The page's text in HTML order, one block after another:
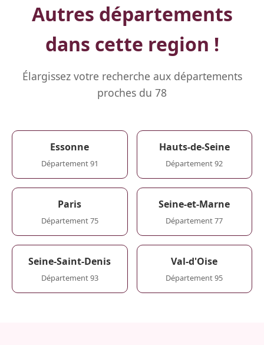
Autres départements
dans cette region !
Élargissez votre recherche aux départements
proches du 78
Essonne
Département 91
Hauts-de-Seine
Département 92
Paris
Département 75
Seine-et-Marne
Département 77
Seine-Saint-Denis
Département 93
Val-d'Oise
Département 95